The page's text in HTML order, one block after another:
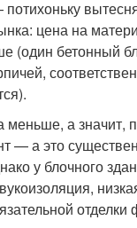
цена на
(один бетонный
меньше, а значит,
— а это
у блочного
отделки